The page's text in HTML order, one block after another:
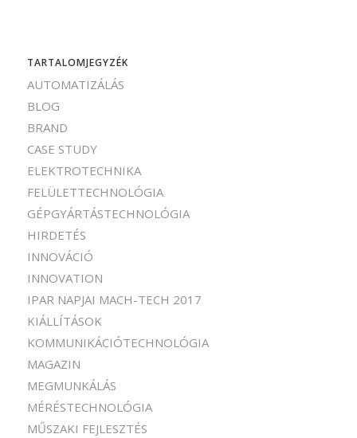
TARTALOMJEGYZÉK
AUTOMATIZÁLÁS
BLOG
BRAND
CASE STUDY
ELEKTROTECHNIKA
FELÜLETTECHNOLÓGIA
GÉPGYÁRTÁSTECHNOLÓGIA
HIRDETÉS
INNOVÁCIÓ
INNOVATION
IPAR NAPJAI MACH-TECH 2017
KIÁLLÍTÁSOK
KOMMUNIKÁCIÓTECHNOLÓGIA
MAGAZIN
MEGMUNKÁLÁS
MÉRÉSTECHNOLÓGIA
MŰSZAKI FEJLESZTÉS